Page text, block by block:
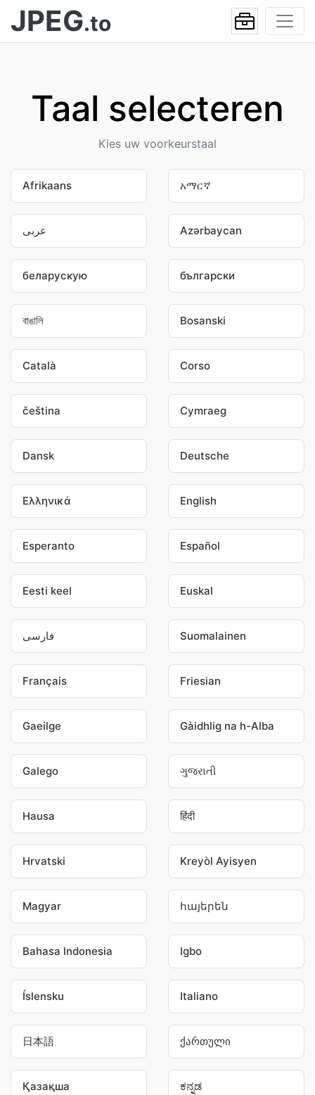
JPEG.to
Taal selecteren
Kies uw voorkeurstaal
Afrikaans አማርኛ
عربى Azərbaycan
беларускую български
বাঙালি Bosanski
Català Corso
čeština Cymraeg
Dansk Deutsche
Ελληνικά English
Esperanto Español
Eesti keel Euskal
فارسی Suomalainen
Français Friesian
Gaeilge Gàidhlig na h-Alba
Galego ગુજરાતી
Hausa हिंदी
Hrvatski Kreyòl Ayisyen
Magyar հայերեն
Bahasa Indonesia Igbo
Íslensku Italiano
日本語 ქართული
Қазақша ಕನ್ನಡ